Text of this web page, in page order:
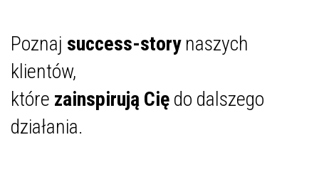
Poznaj success-storynaszych
klientów,
które zainspirują Cię do dalszego
działania.